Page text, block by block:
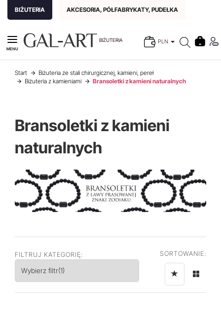
BIŻUTERIA AKCESORIA, PÓŁFABRYKATY, PUDEŁKA
BIŻUTERIA PLN
MENU
Start
Biżuteria ze stali chirurgicznej, kamieni, pereł
Biżuteria z kamieniami
Bransoletki z kamieni naturalnych
Bransoletki z kamieni
naturalnych
FILTRUJ KATEGORIĘ:
Wybierz filtr(1)
SORTOWANIE: